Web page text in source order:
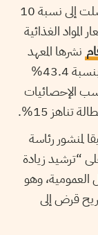
والمعلوم أيضا أن نسبة التضخم في تونس وصلت إلى نسبة 10
الغذائية
نشرها المعهد
الوطني للإحصاء، أما أسعار البيض فارتفعت بنسبة 43.4%
الغذائية بنسبة 20.4% حسب الإحصائيات
لمنشور رئاسة
“ترشيد زيادة
العمومية، وهو
قرض إلى